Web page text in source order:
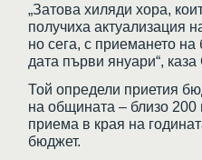
„Затова хиляди хора,
получиха актуализация
но сега, с приемането
дата първи януари“,
Той определи приетия
на общината – близо
приема в края на
бюджет.